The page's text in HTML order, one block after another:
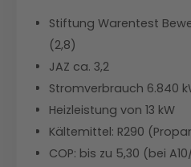
Stiftung Warentest
(2,8)
JAZ ca. 3,2
Stromverbrauch 6.840
Heizleistung von 13 kW
Kältemittel: R290
COP: bis zu 5,30 (bei